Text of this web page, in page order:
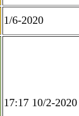
1/6-2020
17:17 10/2-2020